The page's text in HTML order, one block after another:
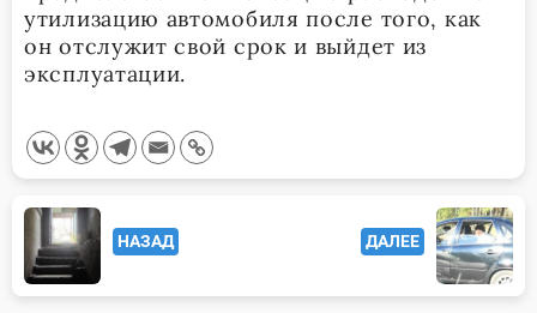
утилизацию автомобиля после того, как
он отслужит свой срок и выйдет из
эксплуатации.
<span
class="nav-
subtitle
НАЗАД ДАЛЕЕ